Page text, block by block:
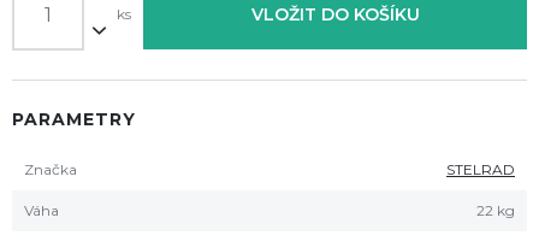
ks VLOŽIT DO KOŠÍKU
PARAMETRY
Značka STELRAD
Váha 22 kg